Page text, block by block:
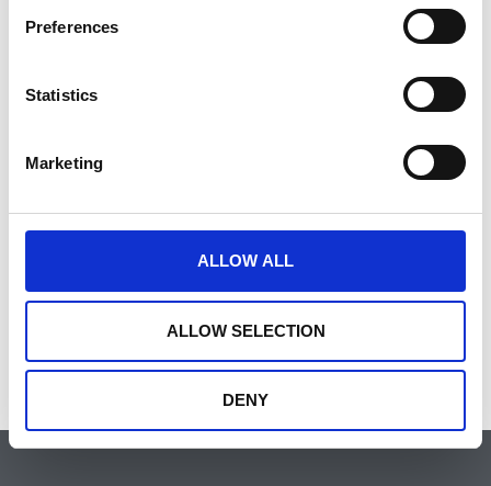
Preferences
Statistics
Marketing
ALLOW ALL
ALLOW SELECTION
DENY
Tagi
Emigo, Integra